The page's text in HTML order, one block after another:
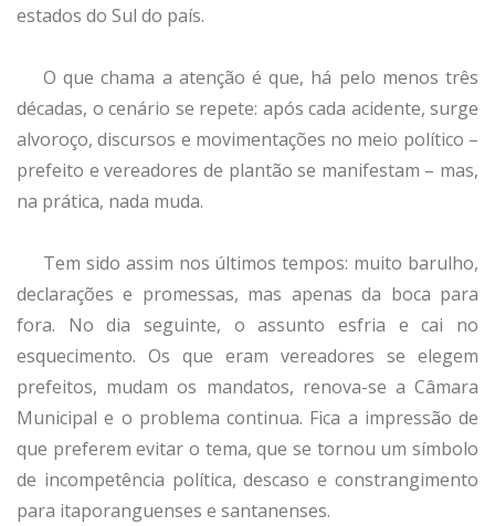
estados do Sul do país.
O que chama a atenção é que, há pelo menos três
décadas, o cenário se repete: após cada acidente, surge
alvoroço, discursos e movimentações no meio político –
prefeito e vereadores de plantão se manifestam – mas,
na prática, nada muda.
Tem sido assim nos últimos tempos: muito barulho,
declarações e promessas, mas apenas da boca para
fora. No dia seguinte, o assunto esfria e cai no
esquecimento. Os que eram vereadores se elegem
prefeitos, mudam os mandatos, renova-se a Câmara
Municipal e o problema continua. Fica a impressão de
que preferem evitar o tema, que se tornou um símbolo
de incompetência política, descaso e constrangimento
para itaporanguenses e santanenses.